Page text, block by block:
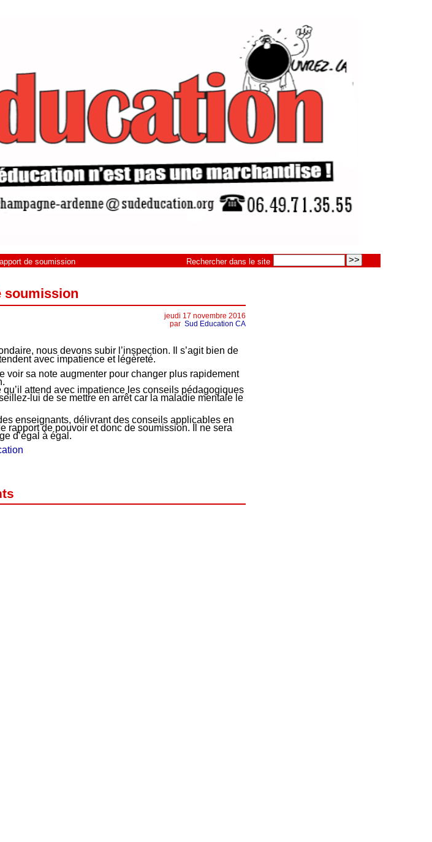
Rechercher dans le site
de soumission
soumission
jeudi 17 novembre 2016
par Sud Education CA
nous devons subir l’inspection. Il s’agit bien de
avec impatience et légèreté.
voir sa note augmenter pour changer plus rapidement
attend avec impatience les conseils pédagogiques
lui de se mettre en arrêt car la maladie mentale le
enseignants, délivrant des conseils applicables en
rapport de pouvoir et donc de soumission. Il ne sera
d’égal à égal.